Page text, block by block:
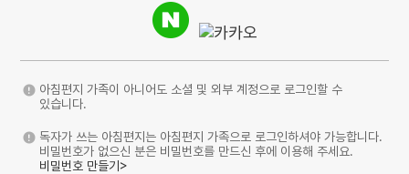
아침편지 가족이 아니어도 소셜 및 외부 계정으로 로그인할 수
있습니다.
독자가 쓰는 아침편지는 아침편지 가족으로 로그인하셔야 가능합니다.
비밀번호가 없으신 분은 비밀번호를 만드신 후에 이용해 주세요.
비밀번호 만들기>